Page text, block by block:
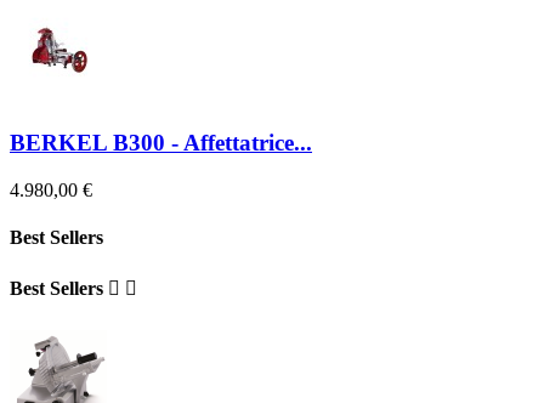
BERKEL B300 - Affettatrice...
4.980,00 €
Best Sellers
Best Sellers  